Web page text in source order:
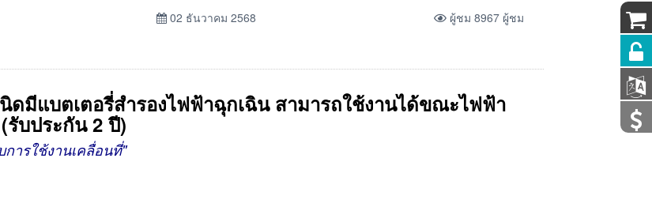
02 ธันวาคม 2568 ผู้ชม 8967 ผู้ชม
ดมีแบตเตอรี่สำรองไฟฟ้าฉุกเฉิน สามารถใช้งานได้ขณะไฟฟ้า
บประกัน 2 ปี)
ารใช้งานเคลื่อนที่"